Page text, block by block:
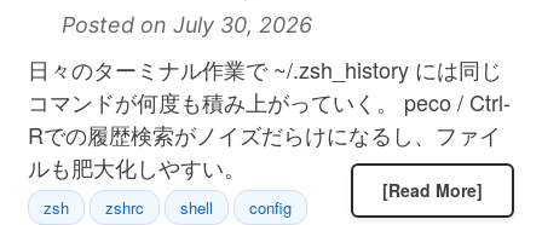
Posted on July 30, 2026
日々のターミナル作業で ~/.zsh_history には同じ
コマンドが何度も積み上がっていく。 peco / Ctrl-
Rでの履歴検索がノイズだらけになるし、ファイ
ルも肥大化しやすい。
[Read More]
zsh zshrc shell config